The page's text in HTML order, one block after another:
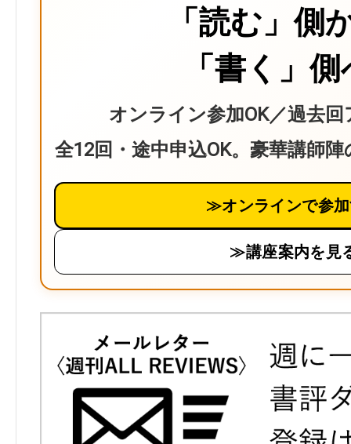
「読む」側
「書く」
オンライン参加OK／過去
全12回・途中申込OK。豪華講師
≫オンラインで参
≫講座案内を見